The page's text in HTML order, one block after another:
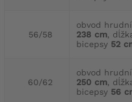
56/58
obvod
238 cm,
bicepsy 52
60/62
obvod
250 cm,
bicepsy 56